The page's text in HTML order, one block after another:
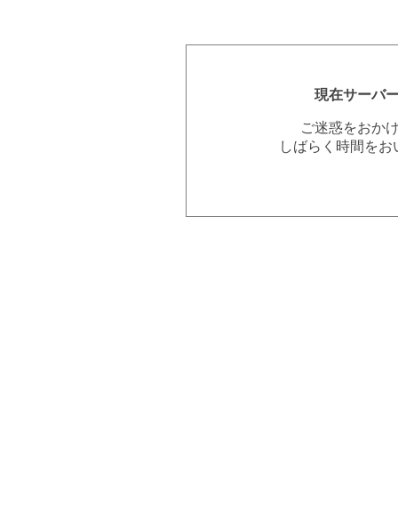
現在サーバ
ご迷惑をおか
しばらく時間を